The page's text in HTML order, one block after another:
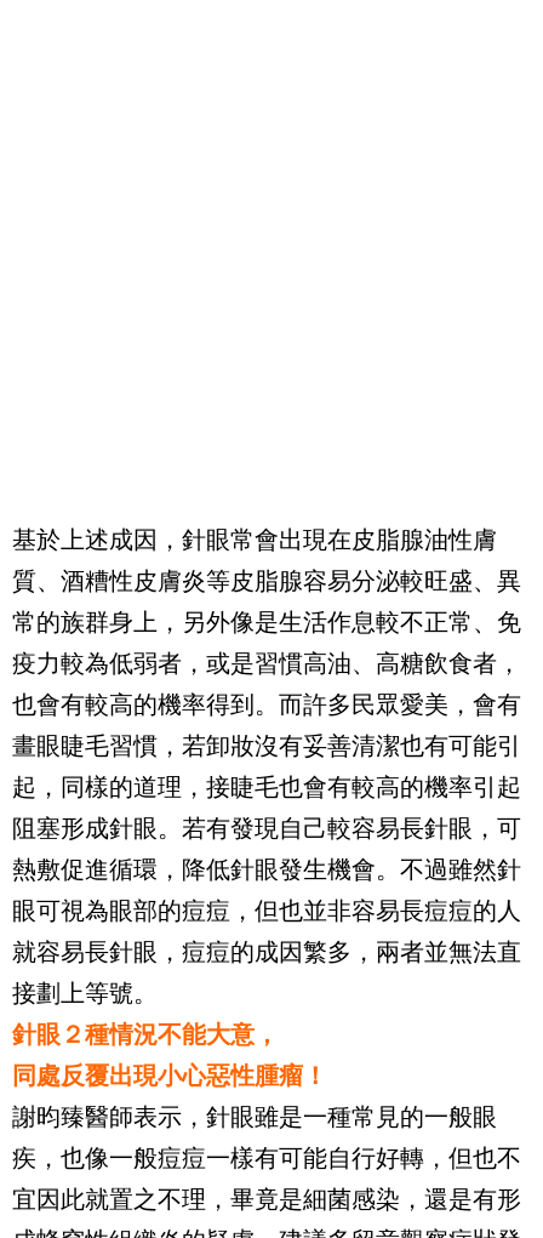
基於上述成因，針眼常會出現在皮脂腺油性膚
質、酒糟性皮膚炎等皮脂腺容易分泌較旺盛、異
常的族群身上，另外像是生活作息較不正常、免
疫力較為低弱者，或是習慣高油、高糖飲食者，
也會有較高的機率得到。而許多民眾愛美，會有
畫眼睫毛習慣，若卸妝沒有妥善清潔也有可能引
起，同樣的道理，接睫毛也會有較高的機率引起
阻塞形成針眼。若有發現自己較容易長針眼，可
熱敷促進循環，降低針眼發生機會。不過雖然針
眼可視為眼部的痘痘，但也並非容易長痘痘的人
就容易長針眼，痘痘的成因繁多，兩者並無法直
接劃上等號。
針眼２種情況不能大意，
同處反覆出現小心惡性腫瘤！
謝昀臻醫師表示，針眼雖是一種常見的一般眼
疾，也像一般痘痘一樣有可能自行好轉，但也不
宜因此就置之不理，畢竟是細菌感染，還是有形